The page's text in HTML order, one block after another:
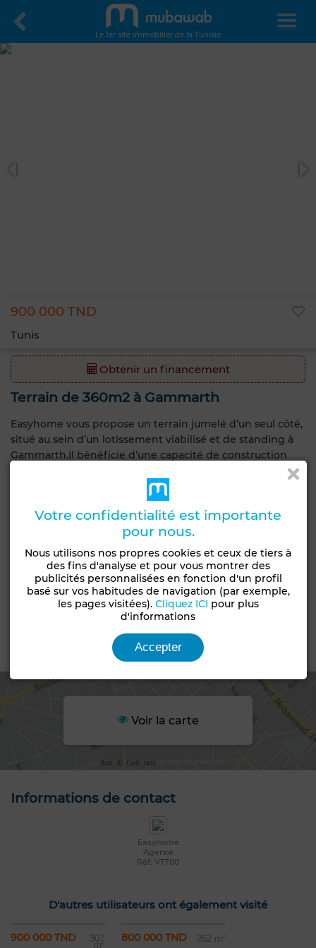
Le 1er site immobilier de la Tunisie
900 000 TND
Tunis
Obtenir un financement
Terrain de 360m2 à Gammarth
Easyhome vous propose un terrain jumelé d’un seul côté,
situé au sein d’un lotissement viabilisé et de standing à
Gammarth.Il bénéficie d’une capacité de construction
allant jusqu’à 174 m² au sol, avec la possibilité d’édifier un
Le terrain offre également une opportunité rare :
l’acquisition du lot adjacent de 412 m², permettant de
constituer une parcelle individuelle de 772 m² au total.
Caractéristiques générales
Type de bien
Voir la carte
Informations de contact
Easyhome
Agence
Réf: VT700
D'autres utilisateurs ont également visité
900 000 TND 307
m²
800 000 TND 262 m²
Votre confidentialité est importante
pour nous.
Nous utilisons nos propres cookies et ceux de tiers à
des fins d'analyse et pour vous montrer des
publicités personnalisées en fonction d'un profil
basé sur vos habitudes de navigation (par exemple,
les pages visitées). Cliquez ICI pour plus
d'informations
Accepter